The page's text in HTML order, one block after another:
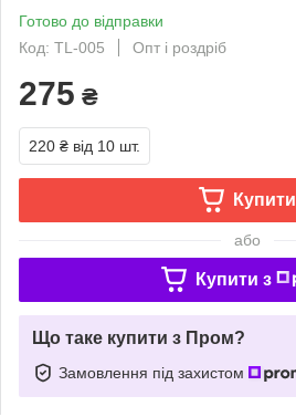
Готово до відправки
Код: TL-005
Опт і роздріб
275 ₴
220 ₴ від 10 шт.
Купити
або
Купити з
Що таке купити з Пром?
Замовлення під захистом